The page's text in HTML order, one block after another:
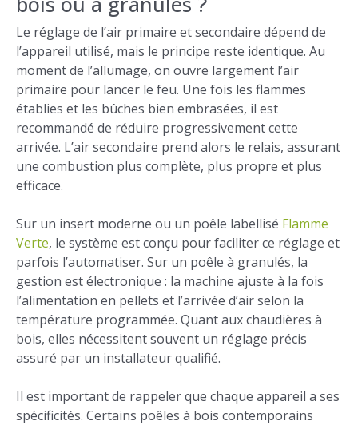
Le réglage de l’air primaire et secondaire dépend de
l’appareil utilisé, mais le principe reste identique. Au
moment de l’allumage, on ouvre largement l’air
primaire pour lancer le feu. Une fois les flammes
établies et les bûches bien embrasées, il est
recommandé de réduire progressivement cette
arrivée. L’air secondaire prend alors le relais, assurant
une combustion plus complète, plus propre et plus
efficace.
Sur un insert moderne ou un poêle labellisé Flamme
Verte, le système est conçu pour faciliter ce réglage et
parfois l’automatiser. Sur un poêle à granulés, la
gestion est électronique : la machine ajuste à la fois
l’alimentation en pellets et l’arrivée d’air selon la
température programmée. Quant aux chaudières à
bois, elles nécessitent souvent un réglage précis
assuré par un installateur qualifié.
Il est important de rappeler que chaque appareil a ses
spécificités. Certains poêles à bois contemporains